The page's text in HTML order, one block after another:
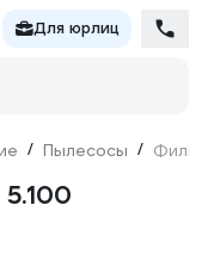
Для юрлиц
/ Пылесосы /